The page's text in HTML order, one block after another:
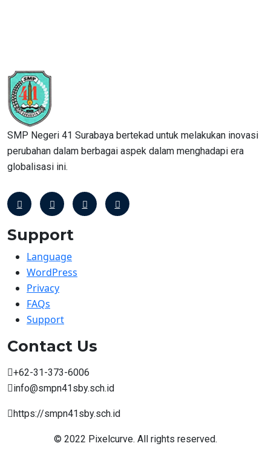
SMP Negeri 41 Surabaya bertekad untuk melakukan inovasi
perubahan dalam berbagai aspek dalam menghadapi era
globalisasi ini.
Support
Language
WordPress
Privacy
FAQs
Support
Contact Us
+62-31-373-6006
info@smpn41sby.sch.id
https://smpn41sby.sch.id
© 2022 Pixelcurve. All rights reserved.